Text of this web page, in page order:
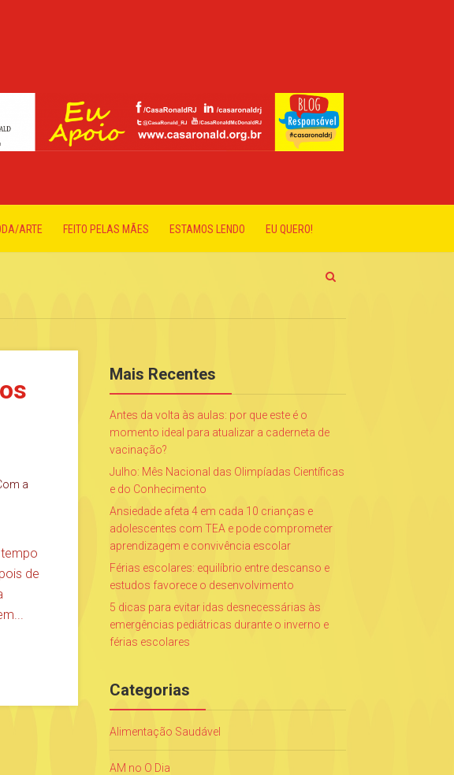
ARTE FEITO PELAS MÃES ESTAMOS LENDO EU QUERO!
a
de
Mais Recentes
Antes da volta às aulas: por que este é o
momento ideal para atualizar a caderneta de
vacinação?
Julho: Mês Nacional das Olimpíadas Científicas
e do Conhecimento
Ansiedade afeta 4 em cada 10 crianças e
adolescentes com TEA e pode comprometer
aprendizagem e convivência escolar
Férias escolares: equilíbrio entre descanso e
estudos favorece o desenvolvimento
5 dicas para evitar idas desnecessárias às
emergências pediátricas durante o inverno e
férias escolares
Categorias
Alimentação Saudável
AM no O Dia